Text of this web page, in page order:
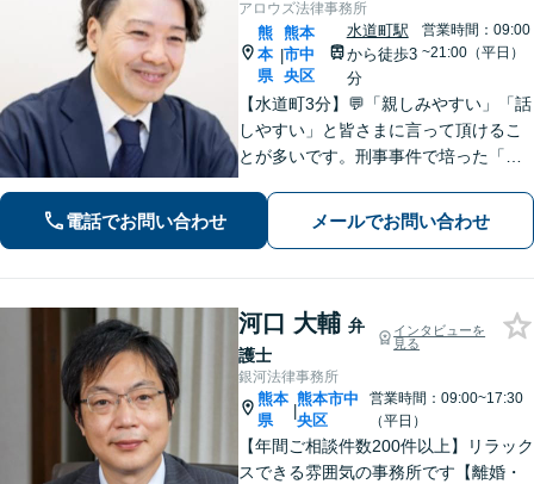
アロウズ法律事務所
熊
本
県
|
熊本
市中
央区
水道町駅
から徒歩3
分
営業時間：09:00
~21:00（平日）
【水道町3分】💬「親しみやすい」「話
しやすい」と皆さまに言って頂けるこ
とが多いです。刑事事件で培った「交
れるのが最大の強み◎【刑事事件／警
察に呼び出されている方▶︎電話相談0
電話でお問い合わせ メールでお問い合わせ
河口 大輔 弁
護士
インタビューを
見る
銀河法律事務所
熊本
県
|
熊本市中
央区
営業時間：09:00~17:30
（平日）
【年間ご相談件数200件以上】リラック
スできる雰囲気の事務所です【離婚・